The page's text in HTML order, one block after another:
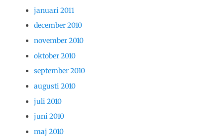
januari 2011
december 2010
november 2010
oktober 2010
september 2010
augusti 2010
juli 2010
juni 2010
maj 2010